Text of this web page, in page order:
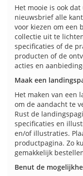
Het mooie is ook
nieuwsbrief alle
voor kiezen om een
collectie uit te
specificaties of de
producten of de
acties en
Maak een
Het maken van een
om de aandacht te
Rust de
specificaties en
en/of illustraties.
productpagina. Zo
gemakkelijk
Benut de